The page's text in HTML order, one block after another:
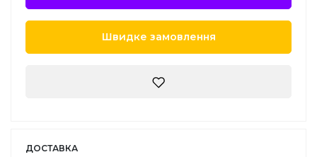
Швидке замовлення
ДОСТАВКА